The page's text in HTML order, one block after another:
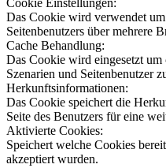
Das Cookie wird verwendet
Seitenbenutzers über mehrere
Cache Behandlung:
Das Cookie wird eingesetzt
Szenarien und Seitenbenutzer
Herkunftsinformationen:
Das Cookie speichert die
Seite des Benutzers für eine
Aktivierte Cookies:
Speichert welche Cookies
akzeptiert wurden.